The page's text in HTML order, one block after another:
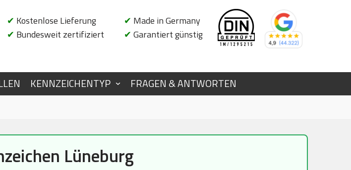
✔ Kostenlose Lieferung
✔ Bundesweit zertifiziert
✔ Made in Germany
✔ Garantiert günstig
KENNZEICHENTYP FRAGEN & ANTWORTEN
Lüneburg